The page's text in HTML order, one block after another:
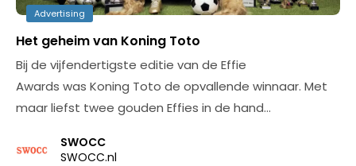
Advertising
Het geheim van Koning Toto
Bij de vijfendertigste editie van de Effie
Awards was Koning Toto de opvallende winnaar. Met
maar liefst twee gouden Effies in de hand…
SWOCC
SWOCC.nl